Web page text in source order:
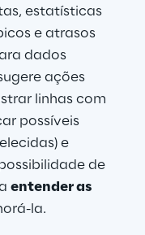
estatísticas
e atrasos
dados
ações
linhas com
possíveis
e
de
entender as
la.